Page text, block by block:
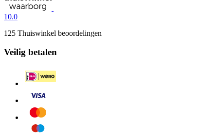
10.0
125 Thuiswinkel beoordelingen
Veilig betalen